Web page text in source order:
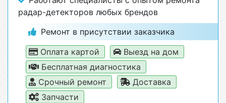
радар-детекторов любых брендов
Ремонт в присутствии заказчика
Оплата картой
Выезд на дом
Бесплатная диагностика
Срочный ремонт
Доставка
Запчасти